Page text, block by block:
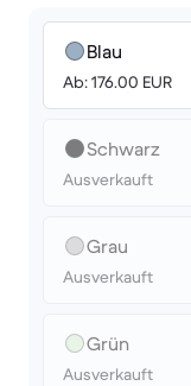
Blau
Ab: 176.00 EUR
Schwarz
Ausverkauft
Grau
Ausverkauft
Grün
Ausverkauft